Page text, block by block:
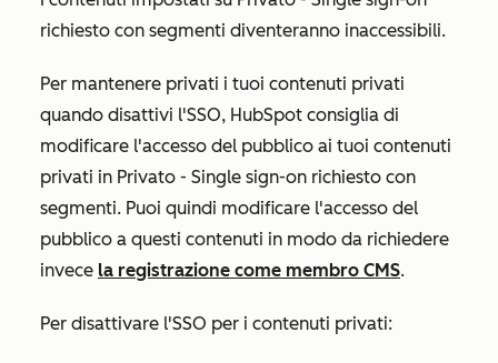
richiesto con segmenti diventeranno inaccessibili.
Per mantenere privati i tuoi contenuti privati
quando disattivi l'SSO, HubSpot consiglia di
modificare l'accesso del pubblico ai tuoi contenuti
privati in Privato - Single sign-on richiesto con
segmenti. Puoi quindi modificare l'accesso del
pubblico a questi contenuti in modo da richiedere
invece la registrazione come membro CMS.
Per disattivare l'SSO per i contenuti privati: